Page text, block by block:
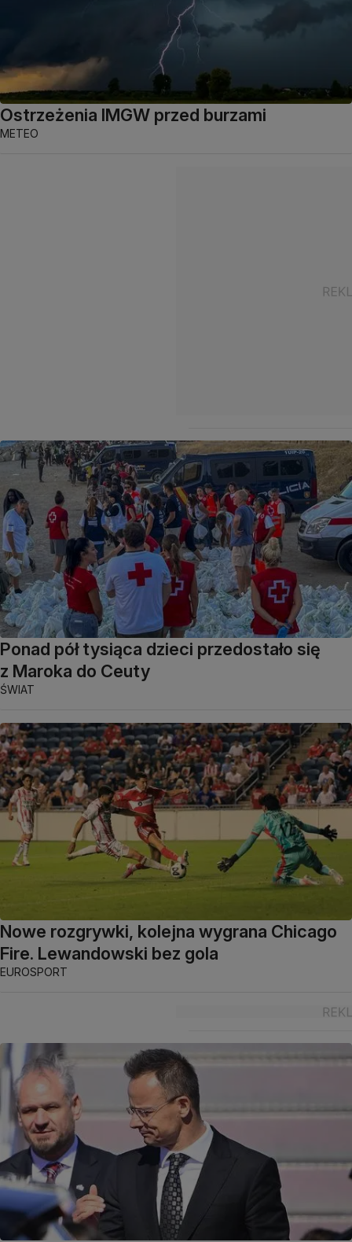
Ostrzeżenia IMGW przed burzami
METEO
Ponad pół tysiąca dzieci przedostało się
z Maroka do Ceuty
ŚWIAT
Nowe rozgrywki, kolejna wygrana Chicago
Fire. Lewandowski bez gola
EUROSPORT